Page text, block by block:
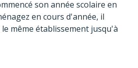
son année scolaire en
en cours d'année, il
même établissement jusqu'à